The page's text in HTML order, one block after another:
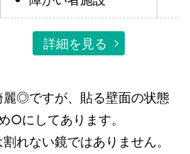
詳細を見る
麗◎ですが、貼る壁面の状態
○にしてあります。
れない鏡ではありません。